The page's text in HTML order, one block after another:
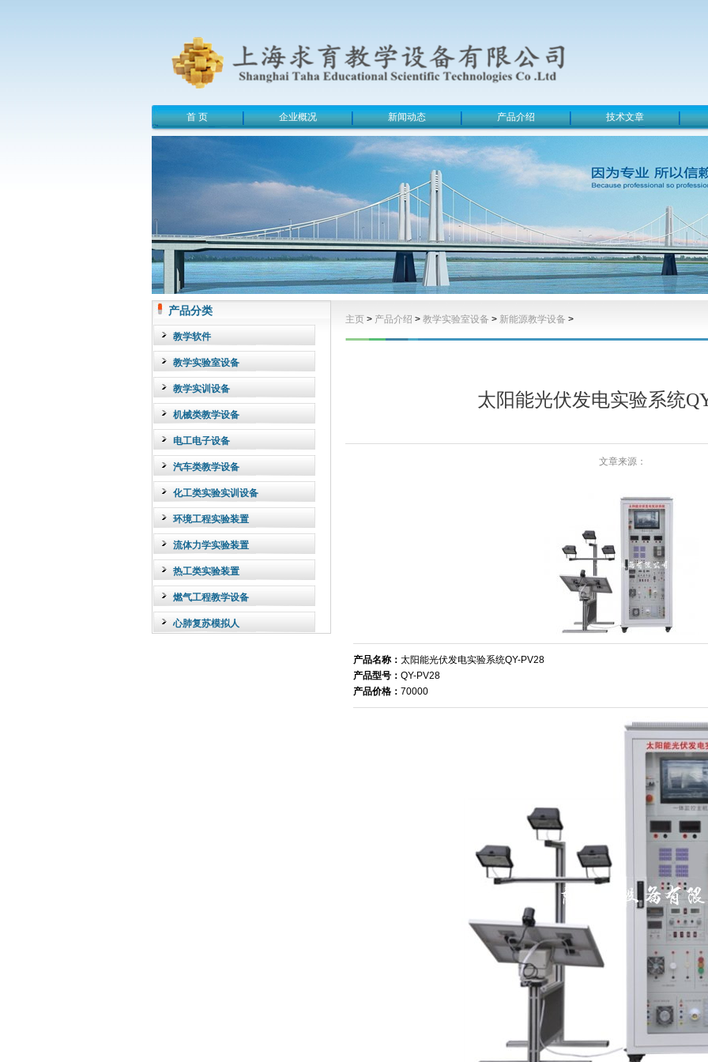
首 页 企业概况 新闻动态 产品介绍 技术文章
产品分类
教学软件
教学实验室设备
教学实训设备
机械类教学设备
电工电子设备
汽车类教学设备
化工类实验实训设备
环境工程实验装置
流体力学实验装置
热工类实验装置
燃气工程教学设备
心肺复苏模拟人
主页 > 产品介绍 > 教学实验室设备 > 新能源教学设备 >
太阳能光伏发电实验系统
文章来源：
产品名称： 太阳能光伏发电实验系统QY-PV28
产品型号： QY-PV28
产品价格： 70000